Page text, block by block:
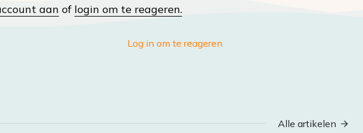
aan of login om te reageren.
Log in om te reageren
Alle artikelen